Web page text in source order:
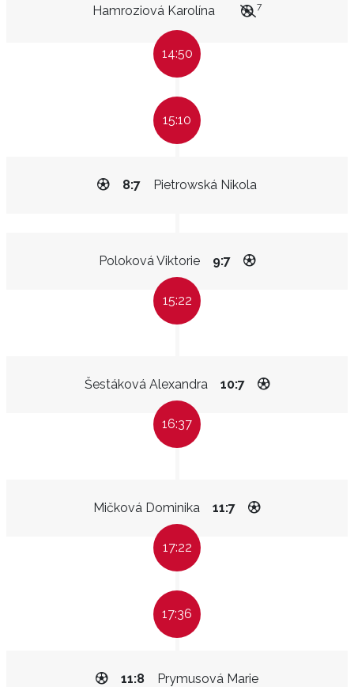
Hamroziová Karolína 7
14:50
15:10
Pietrowská Nikola
8:7
Poloková Viktorie 9:7
15:22
Šestáková Alexandra 10:7
16:37
Mičková Dominika 11:7
17:22
17:36
Prymusová Marie
11:8